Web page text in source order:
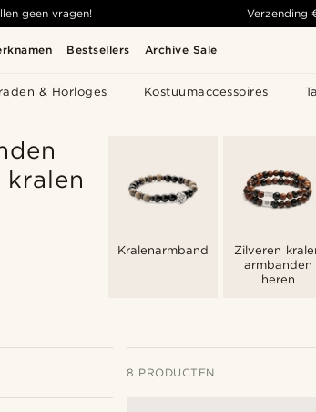
Bestsellers Archive Sale
& Horloges Kostuumaccessoires
geen vragen! Verzending
Kralenarmbanden
Zilveren
armbanden
heren
8 PRODUCTEN